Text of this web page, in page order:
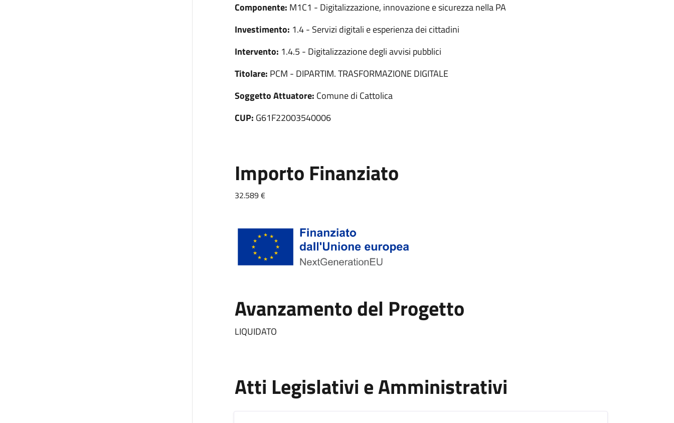
Componente: M1C1 - Digitalizzazione, innovazione e sicurezza nella PA
Investimento: 1.4 - Servizi digitali e esperienza dei cittadini
Intervento: 1.4.5 - Digitalizzazione degli avvisi pubblici
Titolare: PCM - DIPARTIM. TRASFORMAZIONE DIGITALE
Soggetto Attuatore: Comune di Cattolica
CUP: G61F22003540006
Importo Finanziato
32.589 €
Avanzamento del Progetto
LIQUIDATO
Atti Legislativi e Amministrativi